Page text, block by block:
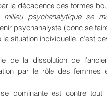
la décadence des formes
milieu psychanalytique se
psychanalyste (donc se
situation individuelle, c’est
de la dissolution de
par le rôle des
dominante est contre tout